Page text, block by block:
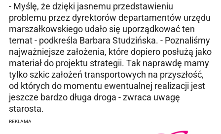
- Myślę, że dzięki jasnemu przedstawieniu
problemu przez dyrektorów departamentów urzędu
marszałkowskiego udało się uporządkować ten
temat - podkreśla Barbara Studzińska. - Poznaliśmy
najważniejsze założenia, które dopiero posłużą jako
materiał do projektu strategii. Tak naprawdę mamy
tylko szkic założeń transportowych na przyszłość,
od których do momentu ewentualnej realizacji jest
jeszcze bardzo długa droga - zwraca uwagę
starosta.
REKLAMA